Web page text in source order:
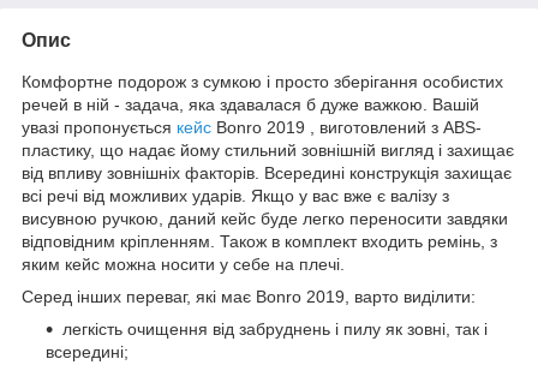
Опис
Комфортне подорож з сумкою і просто зберігання особистих
речей в ній - задача, яка здавалася б дуже важкою. Вашій
увазі пропонується кейс Bonro 2019 , виготовлений з ABS-
пластику, що надає йому стильний зовнішній вигляд і захищає
від впливу зовнішніх факторів. Всередині конструкція захищає
всі речі від можливих ударів. Якщо у вас вже є валізу з
висувною ручкою, даний кейс буде легко переносити завдяки
відповідним кріпленням. Також в комплект входить ремінь, з
яким кейс можна носити у себе на плечі.
Серед інших переваг, які має Bonro 2019, варто виділити:
легкість очищення від забруднень і пилу як зовні, так і
всередині;